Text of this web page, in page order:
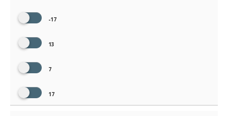
-17
13
7
17